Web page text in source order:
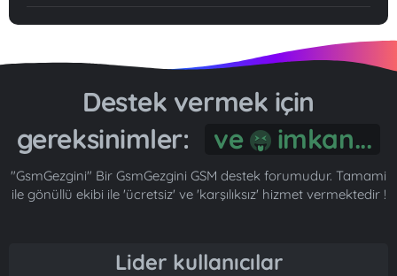
Destek vermek için
gereksinimler:
ve imkan...
"GsmGezgini" Bir GsmGezgini GSM destek forumudur. Tamami
ile gönüllü ekibi ile 'ücretsiz' ve 'karşılıksız' hizmet vermektedir !
Lider kullanıcılar